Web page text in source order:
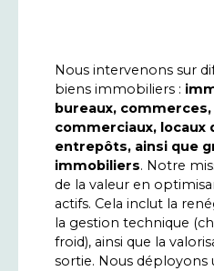
Nous intervenons sur
biens immobiliers :
bureaux,
commerciaux, locaux
entrepôts, ainsi que
immobiliers. Notre
de la valeur en
actifs. Cela inclut la
la gestion technique
froid), ainsi que la
sortie. Nous déployons